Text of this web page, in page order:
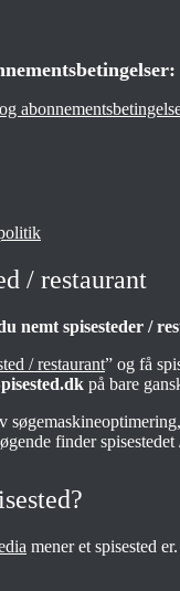
/ restaurant
nemt spisesteder /
/ restaurant” og få
på bare
finder spisestedet
mener et spisested er.